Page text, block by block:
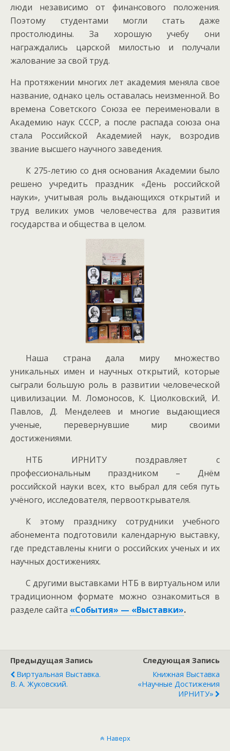
люди независимо от финансового положения.
Поэтому студентами могли стать даже
простолюдины. За хорошую учебу они
награждались царской милостью и получали
жалование за свой труд.
На протяжении многих лет академия меняла свое
название, однако цель оставалась неизменной. Во
времена Советского Союза ее переименовали в
Академию наук СССР, а после распада союза она
стала Российской Академией наук, возродив
звание высшего научного заведения.
К 275-летию со дня основания Академии было
решено учредить праздник «День российской
науки», учитывая роль выдающихся открытий и
труд великих умов человечества для развития
государства и общества в целом.
Наша страна дала миру множество
уникальных имен и научных открытий, которые
сыграли большую роль в развитии человеческой
цивилизации. М. Ломоносов, К. Циолковский, И.
Павлов, Д. Менделеев и многие выдающиеся
ученые, перевернувшие мир своими
достижениями.
НТБ ИРНИТУ поздравляет с
профессиональным праздником – Днём
российской науки всех, кто выбрал для себя путь
учёного, исследователя, первооткрывателя.
К этому празднику сотрудники учебного
абонемента подготовили календарную выставку,
где представлены книги о российских ученых и их
научных достижениях.
С другими выставками НТБ в виртуальном или
традиционном формате можно ознакомиться в
разделе сайта «События» — «Выставки».
Предыдущая Запись
Виртуальная Выставка.
В. А. Жуковский.
Следующая Запись
Книжная Выставка
«Научные Достижения
ИРНИТУ»
Наверх